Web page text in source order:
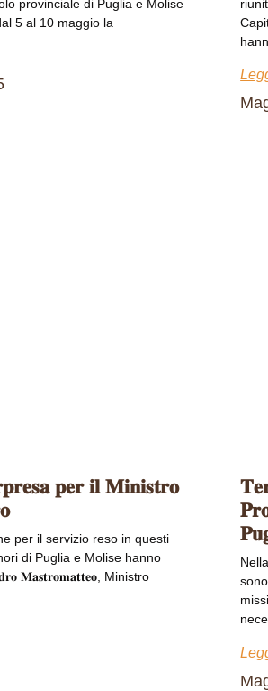
provinciale di Puglia e Molise
5 al 10 maggio la
𝐩𝐞𝐫 𝐢𝐥 𝐌𝐢𝐧𝐢𝐬𝐭𝐫𝐨
per il servizio reso in questi
di Puglia e Molise hanno
𝐌𝐚𝐬𝐭𝐫𝐨𝐦𝐚𝐭𝐭𝐞𝐨, Ministro